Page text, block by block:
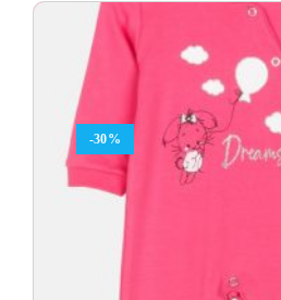
19.00€.
-30%